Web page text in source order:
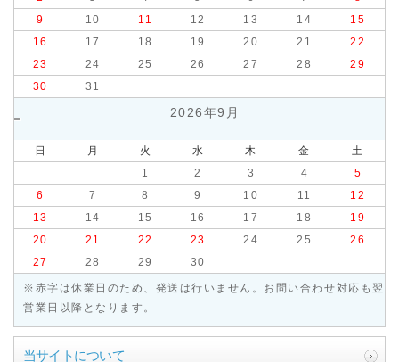
9
10 11 12 13 14
15
16
17 18 19 20 21
22
23
24 25 26 27 28
29
30
31
2026年9月
日 月 火 水 木 金
土
1
2 3 4
5
6
7 8 9 10 11
12
13
14 15 16 17 18
19
20
21 22 23 24 25
26
27
28 29 30
※赤字は休業日のため、発送は行いません。お問い合わせ対応も翌
営業日以降となります。
当サイトについて